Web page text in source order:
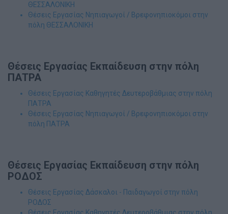
ΘΕΣΣΑΛΟΝΙΚΗ
Θέσεις Εργασίας Νηπιαγωγοί / Βρεφονηπιοκόμοι στην
πόλη ΘΕΣΣΑΛΟΝΙΚΗ
Θέσεις Εργασίας Εκπαίδευση στην πόλη
ΠΑΤΡΑ
Θέσεις Εργασίας Καθηγητές Δευτεροβάθμιας στην πόλη
ΠΑΤΡΑ
Θέσεις Εργασίας Νηπιαγωγοί / Βρεφονηπιοκόμοι στην
πόλη ΠΑΤΡΑ
Θέσεις Εργασίας Εκπαίδευση στην πόλη
ΡΟΔΟΣ
Θέσεις Εργασίας Δάσκαλοι - Παιδαγωγοί στην πόλη
ΡΟΔΟΣ